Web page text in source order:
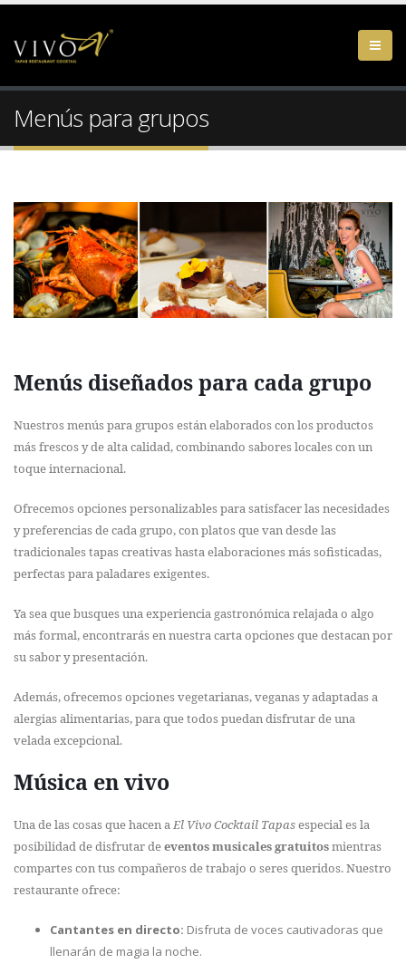
Menús para grupos
Menús diseñados para cada grupo
Nuestros menús para grupos están elaborados con los productos
más frescos y de alta calidad, combinando sabores locales con un
toque internacional.
Ofrecemos opciones personalizables para satisfacer las necesidades
y preferencias de cada grupo, con platos que van desde las
tradicionales tapas creativas hasta elaboraciones más sofisticadas,
perfectas para paladares exigentes.
Ya sea que busques una experiencia gastronómica relajada o algo
más formal, encontrarás en nuestra carta opciones que destacan por
su sabor y presentación.
Además, ofrecemos opciones vegetarianas, veganas y adaptadas a
alergias alimentarias, para que todos puedan disfrutar de una
velada excepcional.
Música en vivo
Una de las cosas que hacen aEl Vivo Cocktail Tapasespecial es la
posibilidad de disfrutar deeventos musicales gratuitosmientras
compartes con tus compañeros de trabajo o seres queridos. Nuestro
restaurante ofrece:
Cantantes en directo: Disfruta de voces cautivadoras que
llenarán de magia la noche.